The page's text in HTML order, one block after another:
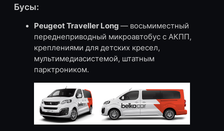
Бусы:
Peugeot Traveller Long — восьмиместный
переднеприводный микроавтобус с АКПП,
креплениями для детских кресел,
мультимедиасистемой, штатным
парктроником.